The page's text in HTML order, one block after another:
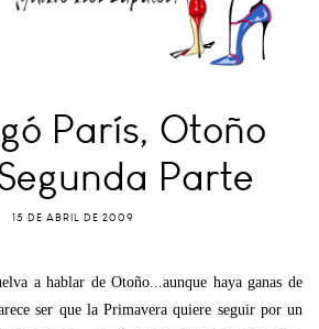
París, Otoño
Parte
15 DE ABRIL DE 2009
a hablar de Otoño...aunque haya ganas de
ser que la Primavera quiere seguir por un